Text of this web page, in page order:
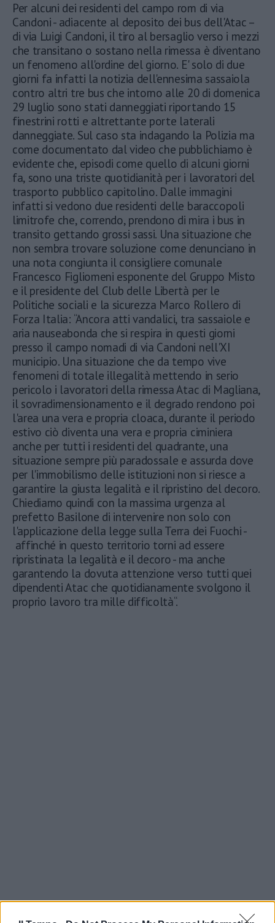
Per alcuni dei residenti del campo rom di via
Candoni - adiacente al deposito dei bus dell'Atac –
di via Luigi Candoni, il tiro al bersaglio verso i mezzi
che transitano o sostano nella rimessa è diventano
un fenomeno all'ordine del giorno. E' solo di due
giorni fa infatti la notizia dell'ennesima sassaiola
contro altri tre bus che intorno alle 20 di domenica
29 luglio sono stati danneggiati riportando 15
finestrini rotti e altrettante porte laterali
danneggiate. Sul caso sta indagando la Polizia ma
come documentato dal video che pubblichiamo è
evidente che, episodi come quello di alcuni giorni
fa, sono una triste quotidianità per i lavoratori del
trasporto pubblico capitolino. Dalle immagini
infatti si vedono due residenti delle baraccopoli
limitrofe che, correndo, prendono di mira i bus in
transito gettando grossi sassi. Una situazione che
non sembra trovare soluzione come denunciano in
una nota congiunta il consigliere comunale
Francesco Figliomeni esponente del Gruppo Misto
e il presidente del Club delle Libertà per le
Politiche sociali e la sicurezza Marco Rollero di
Forza Italia: “Ancora atti vandalici, tra sassaiole e
aria nauseabonda che si respira in questi giorni
presso il campo nomadi di via Candoni nell'XI
municipio. Una situazione che da tempo vive
fenomeni di totale illegalità mettendo in serio
pericolo i lavoratori della rimessa Atac di Magliana,
il sovradimensionamento e il degrado rendono poi
l'area una vera e propria cloaca, durante il periodo
estivo ciò diventa una vera e propria ciminiera
anche per tutti i residenti del quadrante, una
situazione sempre più paradossale e assurda dove
per l'immobilismo delle istituzioni non si riesce a
garantire la giusta legalità e il ripristino del decoro.
Chiediamo quindi con la massima urgenza al
prefetto Basilone di intervenire non solo con
l'applicazione della legge sulla Terra dei Fuochi -
affinché in questo territorio torni ad essere
ripristinata la legalità e il decoro - ma anche
garantendo la dovuta attenzione verso tutti quei
dipendenti Atac che quotidianamente svolgono il
proprio lavoro tra mille difficoltà“.